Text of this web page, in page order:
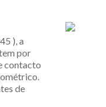
), a
por
contacto
de